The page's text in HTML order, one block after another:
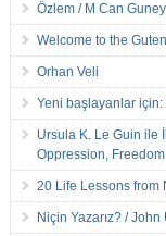
Özlem / M Can Guney
Welcome to the
Orhan Veli
Yeni başlayanlar
Ursula K. Le Guin ile
Oppression,
20 Life Lessons from
Niçin Yazarız? / John